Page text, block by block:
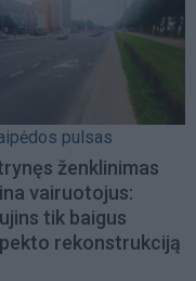
pulsas
ženklinimas
vairuotojus:
tik baigus
rekonstrukciją